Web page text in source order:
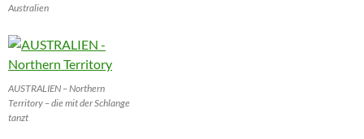
Australien
AUSTRALIEN – Northern
Territory – die mit der Schlange
tanzt